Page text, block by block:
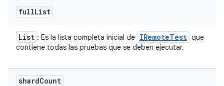
fullList
List : Es la lista completa inicial de IRemoteTest que
contiene todas las pruebas que se deben ejecutar.
shardCount